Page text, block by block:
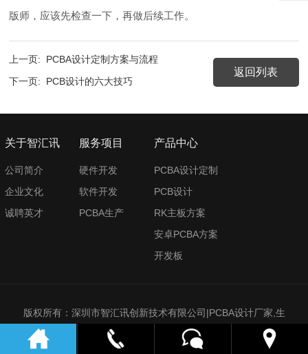
版师，应该先检查一下，再做后续工作。
返回列表
上一页: PCBA设计定制方案与流程
下一页: PCB设计的六大技巧
关于智汇讯
公司简介
企业文化
诚聘英才
服务项目
硬件开发
软件开发
PCBA生产
产品中心
PCBA设计定制
PCB设计
RK主板方案
安卓PCBA方案
开发板
版权所有：深圳市智汇讯创新技术有限公司|PCBA设计厂家,生
产商,供应商,定制开发,公司哪家好 电话：0755-26613612